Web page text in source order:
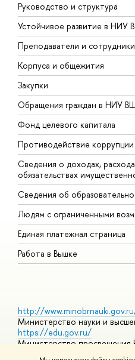
Руководство и структура
Устойчивое развитие в НИУ
Преподаватели и сотрудники
Корпуса и общежития
Закупки
Обращения граждан в НИУ
Фонд целевого капитала
Противодействие коррупции
Сведения о доходах,
обязательствах
Сведения об
Людям с ограниченными
Единая платежная страница
Работа в Вышке
http://
Министерство науки и
https://edu.gov.ru/
Министерство просвещения
https://elearning.hse.ru/mooc